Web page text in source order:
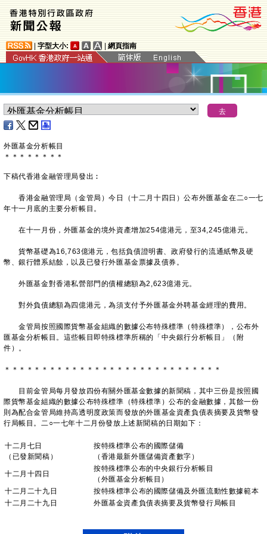
字型大小: 網頁指南
外匯基金分析帳目
＊ ＊ ＊ ＊ ＊ ＊ ＊ ＊
下稿代香港金融管理局發出︰
香港金融管理局（金管局）今日（十二月十四日）公布外匯基金在二○一七
年十一月底的主要分析帳目。
在十一月份，外匯基金的境外資產增加254億港元，至34,245億港元。
貨幣基礎為16,763億港元，包括負債證明書、政府發行的流通紙幣及硬
幣、銀行體系結餘，以及已發行外匯基金票據及債券。
外匯基金對香港私營部門的債權總額為2,623億港元。
對外負債總額為四億港元，為須支付予外匯基金外聘基金經理的費用。
金管局按照國際貨幣基金組織的數據公布特殊標準（特殊標準），公布外
匯基金分析帳目。這些帳目即特殊標準所稱的「中央銀行分析帳目」（附
件）。
＊＊＊＊＊＊＊＊＊＊＊＊＊＊＊＊＊＊＊＊＊＊＊＊＊＊＊＊＊
目前金管局每月發放四份有關外匯基金數據的新聞稿，其中三份是按照國
際貨幣基金組織的數據公布特殊標準（特殊標準）公布的金融數據，其餘一份
則為配合金管局維持高透明度政策而發放的外匯基金資產負債表摘要及貨幣發
行局帳目。二○一七年十二月份發放上述新聞稿的日期如下：
十二月七日
（已發新聞稿）
按特殊標準公布的國際儲備
（香港最新外匯儲備資產數字）
十二月十四日
按特殊標準公布的中央銀行分析帳目
（外匯基金分析帳目）
十二月二十九日
按特殊標準公布的國際儲備及外匯流動性數據範本
十二月二十九日
外匯基金資產負債表摘要及貨幣發行局帳目